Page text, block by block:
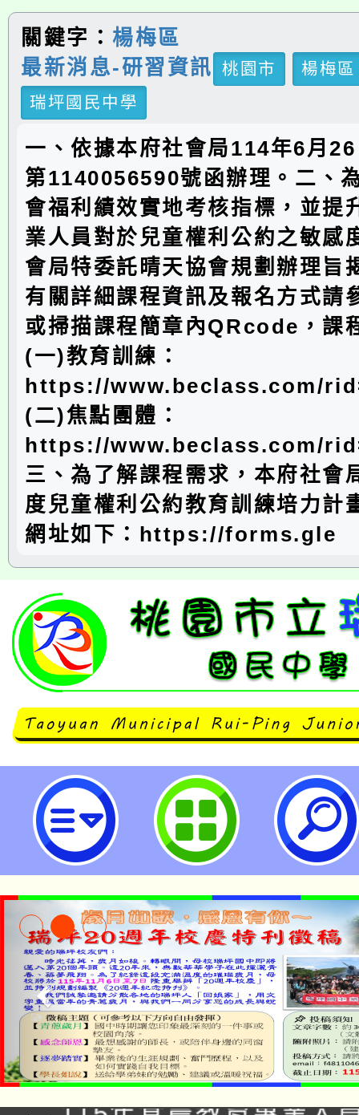
關鍵字： 楊梅區
最新消息-研習資訊
桃園市
楊梅區
瑞坪國民中學
一、依據本府社會局114年6月
第1140056590號函辦理。二、
會福利績效實地考核指標，並提
業人員對於兒童權利公約之敏感
會局特委託晴天協會規劃辦理旨
有關詳細課程資訊及報名方式請
或掃描課程簡章內QRcode，課
(一)教育訓練：
https://www.beclass.com/
(二)焦點團體：
https://www.beclass.com/
三、為了解課程需求，本府社會
度兒童權利公約教育訓練培力計
網址如下：https://forms.gle
桃園市政府社會局委託社團法人中
福利協會(下稱晴天協會)辦理「
權利公約教育訓練及焦點團體」報
詳如說明，請查照。-桃園市立瑞坪
淨零綠生活教案入校路
會
115年食農教育專業人